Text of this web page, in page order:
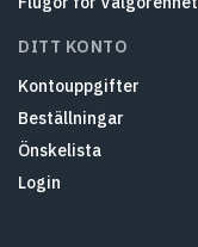
DITT KONTO
Kontouppgifter
Beställningar
Önskelista
Login